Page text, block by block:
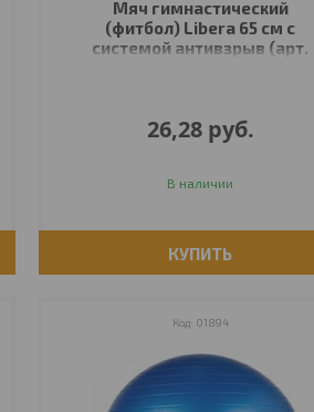
Мяч гимнастический
(фитбол) Libera 65 см с
системой антивзрыв (арт.
26,28 руб.
В наличии
КУПИТЬ
01894